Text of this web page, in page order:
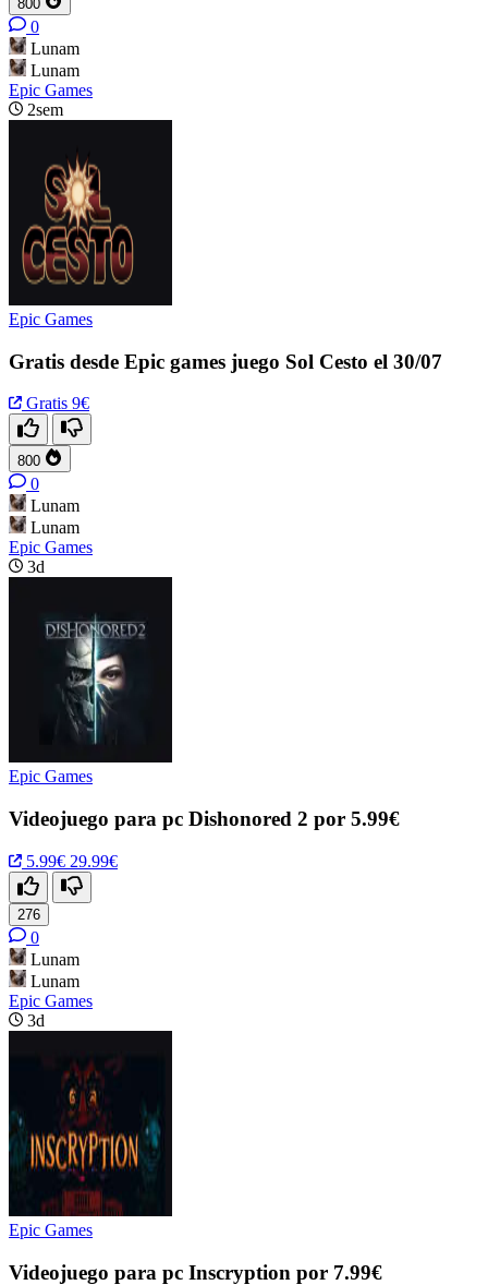
800
0
Lunam
Lunam
Epic Games
2sem
Epic Games
Gratis desde Epic games juego Sol Cesto el 30/07
Gratis 9€
800
0
Lunam
Lunam
Epic Games
3d
Epic Games
Videojuego para pc Dishonored 2 por 5.99€
5.99€ 29.99€
276
0
Lunam
Lunam
Epic Games
3d
Epic Games
Videojuego para pc Inscryption por 7.99€